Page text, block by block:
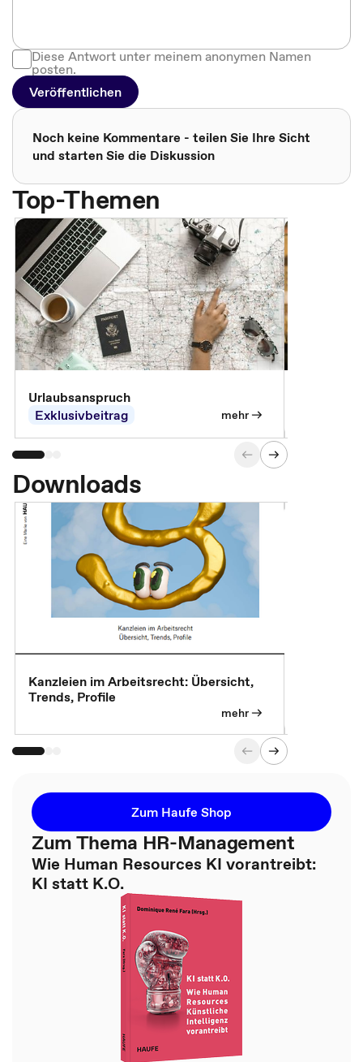
Diese Antwort unter meinem anonymen Namen
posten.
Veröffentlichen
Noch keine Kommentare - teilen Sie Ihre Sicht
und starten Sie die Diskussion
Top-Themen
Urlaubsanspruch
Exklusivbeitrag
mehr
Downloads
Kanzleien im Arbeitsrecht: Übersicht,
Trends, Profile
mehr
Zum Haufe Shop
Zum Thema HR-Management
Wie Human Resources KI vorantreibt:
KI statt K.O.